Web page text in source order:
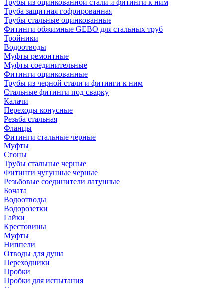
Трубы из оцинкованной стали и фитинги к ним
Труба защитная гофрированная
Трубы стальные оцинкованные
Фитинги обжимные GEBO для стальных труб
Тройники
Водоотводы
Муфты ремонтные
Муфты соединительные
Фитинги оцинкованные
Трубы из черной стали и фитинги к ним
Стальные фитинги под сварку
Калачи
Переходы конусные
Резьба стальная
Фланцы
Фитинги стальные черные
Муфты
Сгоны
Трубы стальные черные
Фитинги чугунные черные
Резьбовые соединители латунные
Бочата
Водоотводы
Водорозетки
Гайки
Крестовины
Муфты
Ниппели
Отводы для душа
Переходники
Пробки
Пробки для испытания